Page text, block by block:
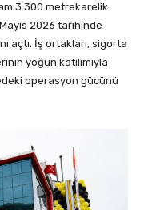
3.300 metrekarelik
2026 tarihinde
açtı. İş ortakları, sigorta
yoğun katılımıyla
operasyon gücünü